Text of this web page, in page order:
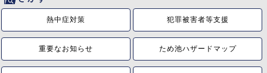
熱中症対策 犯罪被害者等支援
重要なお知らせ ため池ハザードマップ